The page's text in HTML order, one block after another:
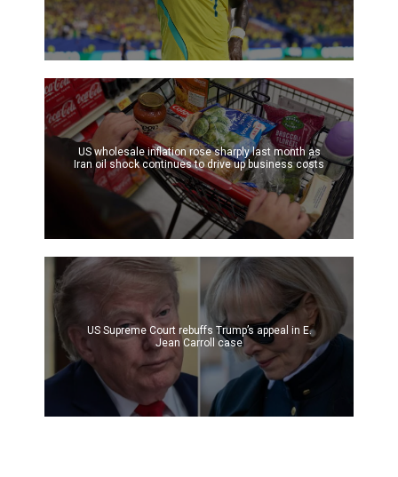
US wholesale inflation rose sharply last month as
Iran oil shock continues to drive up business costs
US Supreme Court rebuffs Trump’s appeal in E.
Jean Carroll case